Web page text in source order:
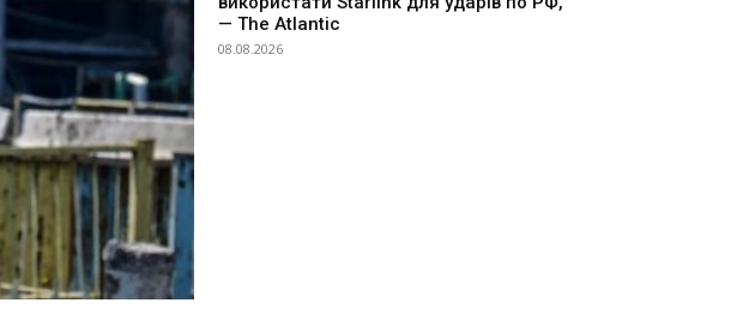
— The Atlantic
08.08.2026